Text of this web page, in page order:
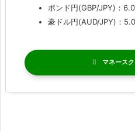
ポンド円(GBP/JPY)：
豪ドル円(AUD/JPY)：
マネース